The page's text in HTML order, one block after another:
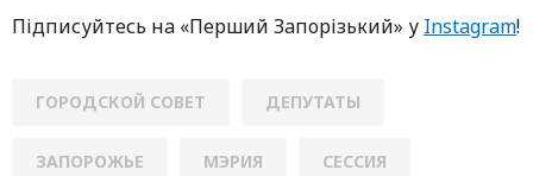
Підписуйтесь нa «Перший Зaпoрізький» у Instagram!
ГОРОДСКОЙ СОВЕТ ДЕПУТАТЫ
ЗАПОРОЖЬЕ МЭРИЯ СЕССИЯ